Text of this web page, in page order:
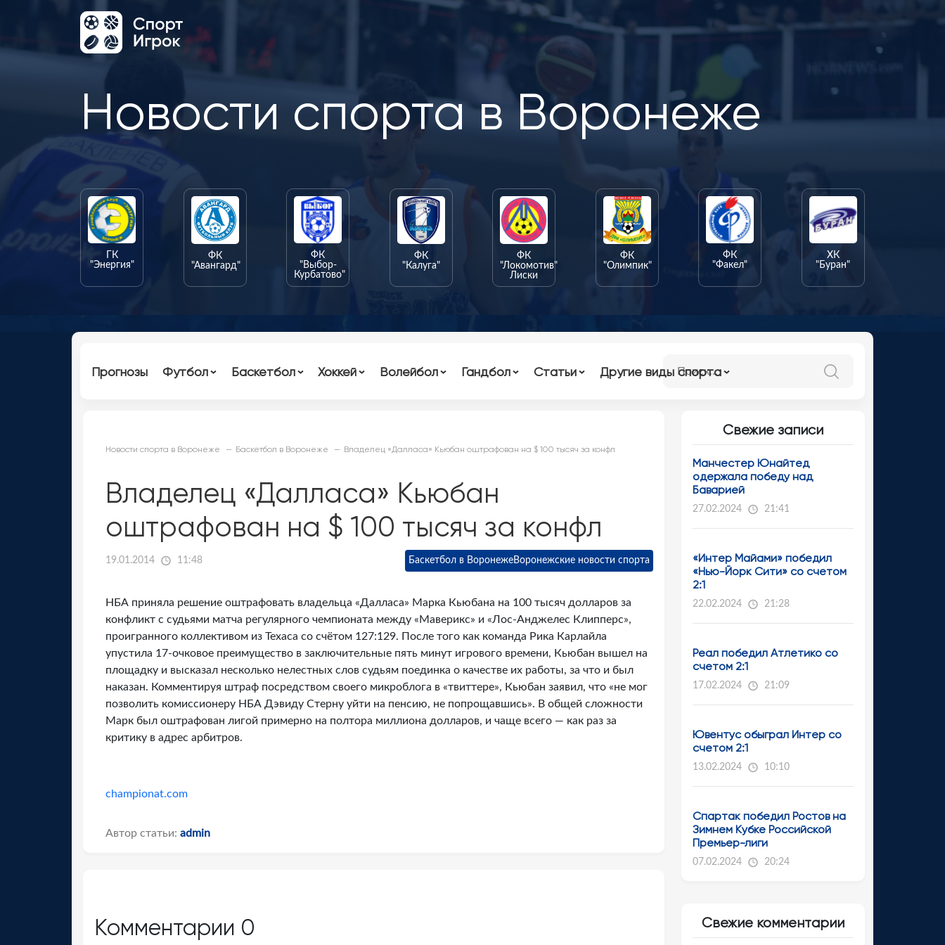
Новости спорта в Воронеже
ГК
"Энергия"
ФК
"Авангард"
ФК
"Выбор-
Курбатово"
ФК
"Калуга"
ФК
"Локомотив"
Лиски
ФК
"Олимпик"
ФК
"Факел"
ХК
"Буран"
Прогнозы Футбол Баскетбол Хоккей Волейбол Гандбол Статьи Другие виды спорта
Новости спорта в Воронеже Баскетбол в Воронеже Владелец «Далласа» Кьюбан оштрафован на $ 100 тысяч за конфл
Владелец «Далласа» Кьюбан
оштрафован на $ 100 тысяч за конфл
19.01.2014 11:48 Баскетбол в ВоронежеВоронежские новости спорта
НБА приняла решение оштрафовать владельца «Далласа» Марка Кьюбана на 100 тысяч долларов за
конфликт с судьями матча регулярного чемпионата между «Маверикс» и «Лос-Анджелес Клипперс»,
проигранного коллективом из Техаса со счётом 127:129. После того как команда Рика Карлайла
упустила 17-очковое преимущество в заключительные пять минут игрового времени, Кьюбан вышел на
площадку и высказал несколько нелестных слов судьям поединка о качестве их работы, за что и был
наказан. Комментируя штраф посредством своего микроблога в «твиттере», Кьюбан заявил, что «не мог
позволить комиссионеру НБА Дэвиду Стерну уйти на пенсию, не попрощавшись». В общей сложности
Марк был оштрафован лигой примерно на полтора миллиона долларов, и чаще всего — как раз за
критику в адрес арбитров.
championat.com
Автор статьи: admin
Комментарии 0
Свежие записи
Манчестер Юнайтед
одержала победу над
Баварией
27.02.2024 21:41
«Интер Майами» победил
«Нью-Йорк Сити» со счетом
2:1
22.02.2024 21:28
Реал победил Атлетико со
счетом 2:1
17.02.2024 21:09
Ювентус обыграл Интер со
счетом 2:1
13.02.2024 10:10
Спартак победил Ростов на
Зимнем Кубке Российской
Премьер-лиги
07.02.2024 20:24
Свежие комментарии